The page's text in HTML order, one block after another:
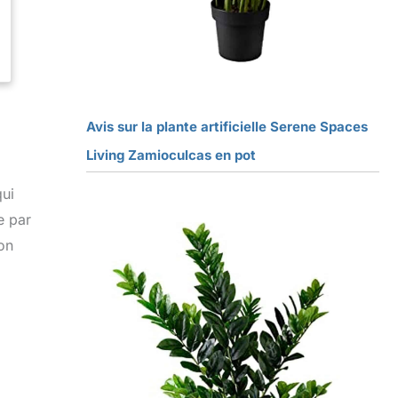
par
Avis sur la plante artificielle Serene Spaces
Living Zamioculcas en pot